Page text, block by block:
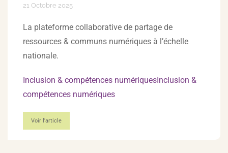
21 Octobre 2025
La plateforme collaborative de partage de
ressources & communs numériques à l’échelle
nationale.
Inclusion & compétences numériquesInclusion &
compétences numériques
Voir l'article